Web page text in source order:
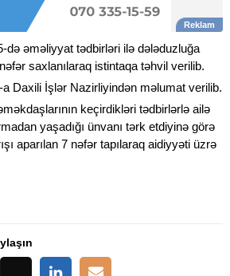
də əməliyyat tədbirləri ilə dələduzluğa
saxlanılaraq istintaqa təhvil verilib.
-a Daxili İşlər Nazirliyindən məlumat verilib.
keçirdikləri tədbirlərlə ailə
yaşadığı ünvanı tərk etdiyinə görə
aparılan 7 nəfər tapılaraq aidiyyəti üzrə